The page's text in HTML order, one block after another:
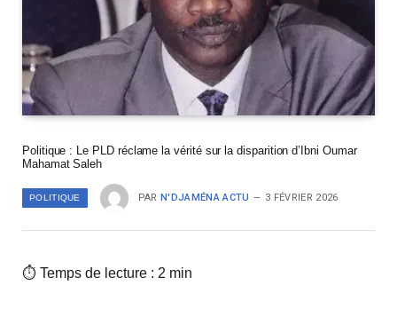
Politique : Le PLD réclame la vérité sur la disparition d’Ibni Oumar
Mahamat Saleh
POLITIQUE PAR N'DJAMÉNA ACTU 3 FÉVRIER 2026
⏱ Temps de lecture : 2 min